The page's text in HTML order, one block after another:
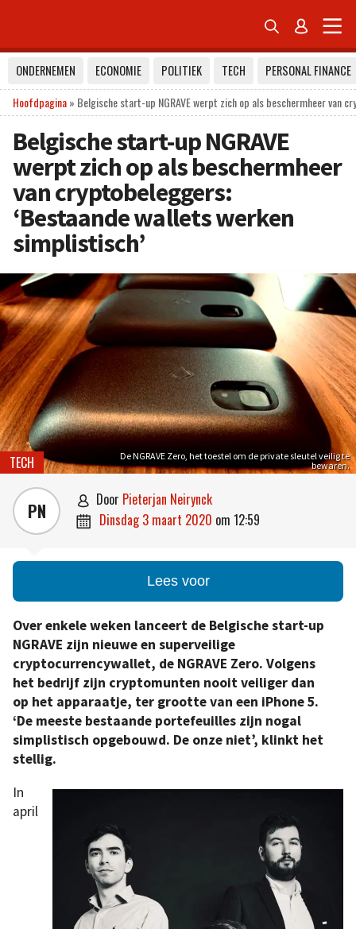
 
ONDERNEMEN ECONOMIE POLITIEK TECH
PERSONAL FINANCE
Hoofdpagina» Belgische start-up NGRAVE werpt zich op als beschermheer van
Belgische start-up NGRAVE
werpt zich op als beschermheer
van cryptobeleggers:
‘Bestaande wallets werken
simplistisch’
De NGRAVE Zero, het toestel om de private sleutel veilig te
bewaren.
TECH
PN  door Pieterjan Neirynck
 dinsdag 3 maart 2020 om 12:59
Lees voor
Over enkele weken lanceert de Belgische start-up
NGRAVE zijn nieuwe en superveilige
cryptocurrencywallet, de NGRAVE Zero. Volgens
het bedrijf zijn cryptomunten nooit veiliger dan
op het apparaatje, ter grootte van een iPhone 5.
‘De meeste bestaande portefeuilles zijn nogal
simplistisch opgebouwd. De onze niet’, klinkt het
stellig.
In
april